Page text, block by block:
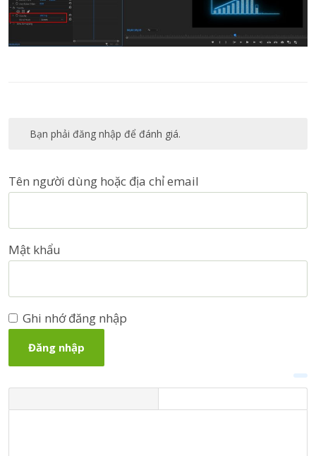
Bạn phải đăng nhập để đánh giá.
Tên người dùng hoặc địa chỉ email
Mật khẩu
Ghi nhớ đăng nhập